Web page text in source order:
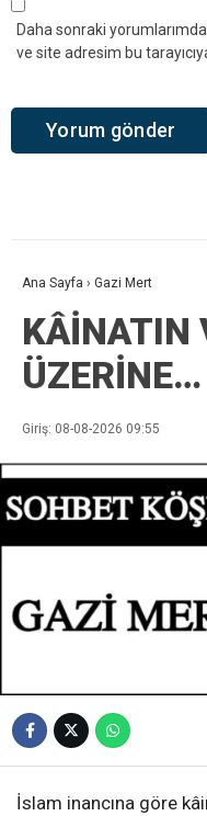
Daha sonraki
ve site adresim bu
Ana Sayfa › Gazi Mert
KÂİNATIN
ÜZERİNE…
Giriş: 08-08-2026 09:55
İslam inancına göre